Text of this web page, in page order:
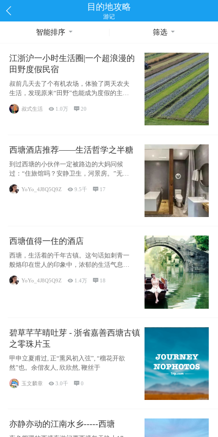
目的地攻略
游记
智能排序 筛选
江浙沪一小时生活圈|一个超浪漫的
田野度假民宿
叔前几天去了个有机农场，体验了两天农夫
生活，发现原来“田野”也能成为度假的主旋
律。江
叔式生活  1.0万 20
西塘酒店推荐——生活哲学之半糖
到过西塘的小伙伴一定被路边的大妈问候
过：“住旅馆吗？安静卫生，河景房。”无意
YoYo_4J8Q5Q9Z 9.5千  17
西塘值得一住的酒店
西塘，生活着的千年古镇。这句话如刺青一
般烙印在世人的印象中，浓郁的生活气息，
小桥流水
YoYo_4J8Q5Q9Z  1.4万  18
碧草芊芊晴吐芽 - 浙省嘉善西塘古镇
之零珠片玉
甲申立夏甫过, 正“熏风初入弦”, “榴花开欲
然”也。余偕友人, 欣欣然, 鞭丝于
玉文麟章  3.0千 0
亦静亦动的江南水乡-----西塘